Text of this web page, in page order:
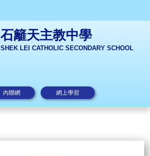
石籬天主教中學
SHEK LEI CATHOLIC SECONDARY SCHOOL
內聯網 網上學習